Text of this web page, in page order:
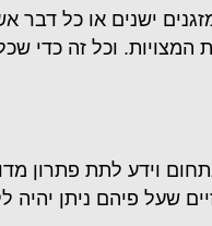
ישנים או כל
וכל זה כדי
וידע לתת פתרון
שעל פיהם ניתן יהיה